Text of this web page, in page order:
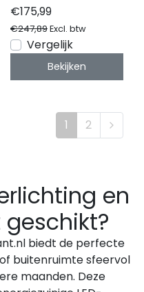
€175,99
€247,89Excl. btw
Vergelijk
Bekijken
1 2
en
biedt de perfecte
buitenruimte sfeervol
maanden. Deze